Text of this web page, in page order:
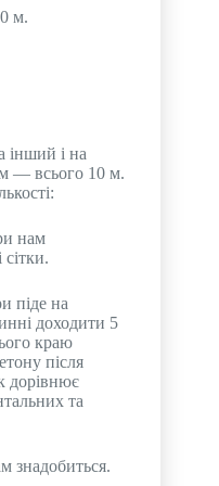
м.
інший і на
м — всього 10 м.
нам
піде на
доходити 5
краю
після
дорівнює
та
знадобиться.